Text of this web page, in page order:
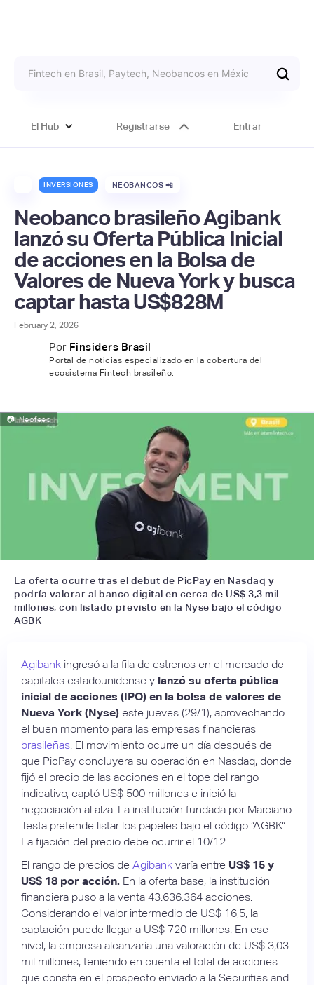
El Hub Registrarse Entrar
INVERSIONES NEOBANCOS 📲
Neobanco brasileño Agibank
lanzó su Oferta Pública Inicial
de acciones en la Bolsa de
Valores de Nueva York y busca
captar hasta US$828M
February 2, 2026
Por Finsiders Brasil
Portal de noticias especializado en la cobertura del
ecosistema Fintech brasileño.
📷 Neofeed
La oferta ocurre tras el debut de PicPay en Nasdaq y
podría valorar al banco digital en cerca de US$ 3,3 mil
millones, con listado previsto en la Nyse bajo el código
AGBK
Agibank ingresó a la fila de estrenos en el mercado de
capitales estadounidense y lanzó su oferta pública
inicial de acciones (IPO) en la bolsa de valores de
Nueva York (Nyse) este jueves (29/1), aprovechando
el buen momento para las empresas financieras
brasileñas . El movimiento ocurre un día después de
que PicPay concluyera su operación en Nasdaq, donde
fijó el precio de las acciones en el tope del rango
indicativo, captó US$ 500 millones e inició la
negociación al alza. La institución fundada por Marciano
Testa pretende listar los papeles bajo el código “AGBK“.
La fijación del precio debe ocurrir el 10/12.
El rango de precios de Agibank varía entre US$ 15 y
US$ 18 por acción. En la oferta base, la institución
financiera puso a la venta 43.636.364 acciones.
Considerando el valor intermedio de US$ 16,5, la
captación puede llegar a US$ 720 millones. En ese
nivel, la empresa alcanzaría una valoración de US$ 3,03
mil millones, teniendo en cuenta el total de acciones
que consta en el prospecto enviado a la Securities and